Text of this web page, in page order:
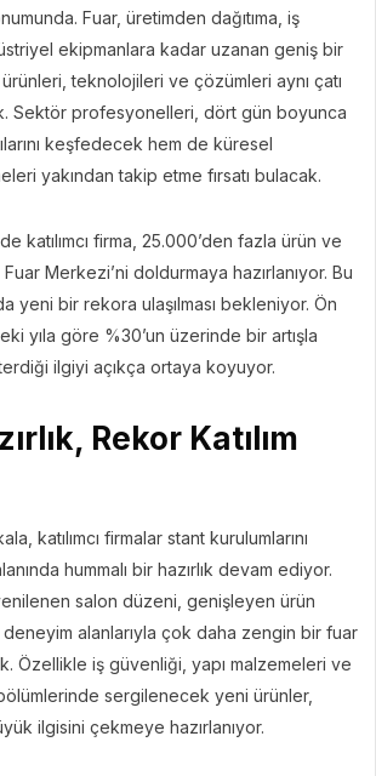
Fuar, üretimden dağıtıma, iş
ekipmanlara kadar uzanan geniş bir
teknolojileri ve çözümleri aynı çatı
Sektör profesyonelleri, dört gün boyunca
keşfedecek hem de küresel
yakından takip etme fırsatı bulacak.
katılımcı firma, 25.000’den fazla ürün ve
Merkezi’ni doldurmaya hazırlanıyor. Bu
yeni bir rekora ulaşılması bekleniyor. Ön
yıla göre %30’un üzerinde bir artışla
ilgiyi açıkça ortaya koyuyor.
Rekor Katılım
katılımcı firmalar stant kurulumlarını
hummalı bir hazırlık devam ediyor.
salon düzeni, genişleyen ürün
alanlarıyla çok daha zengin bir fuar
Özellikle iş güvenliği, yapı malzemeleri ve
sergilenecek yeni ürünler,
ilgisini çekmeye hazırlanıyor.